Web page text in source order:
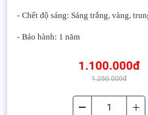
- Chết độ sáng: Sáng trắng, vàng,
- Bảo hành: 1 năm
1.100.000đ
1.250.000đ